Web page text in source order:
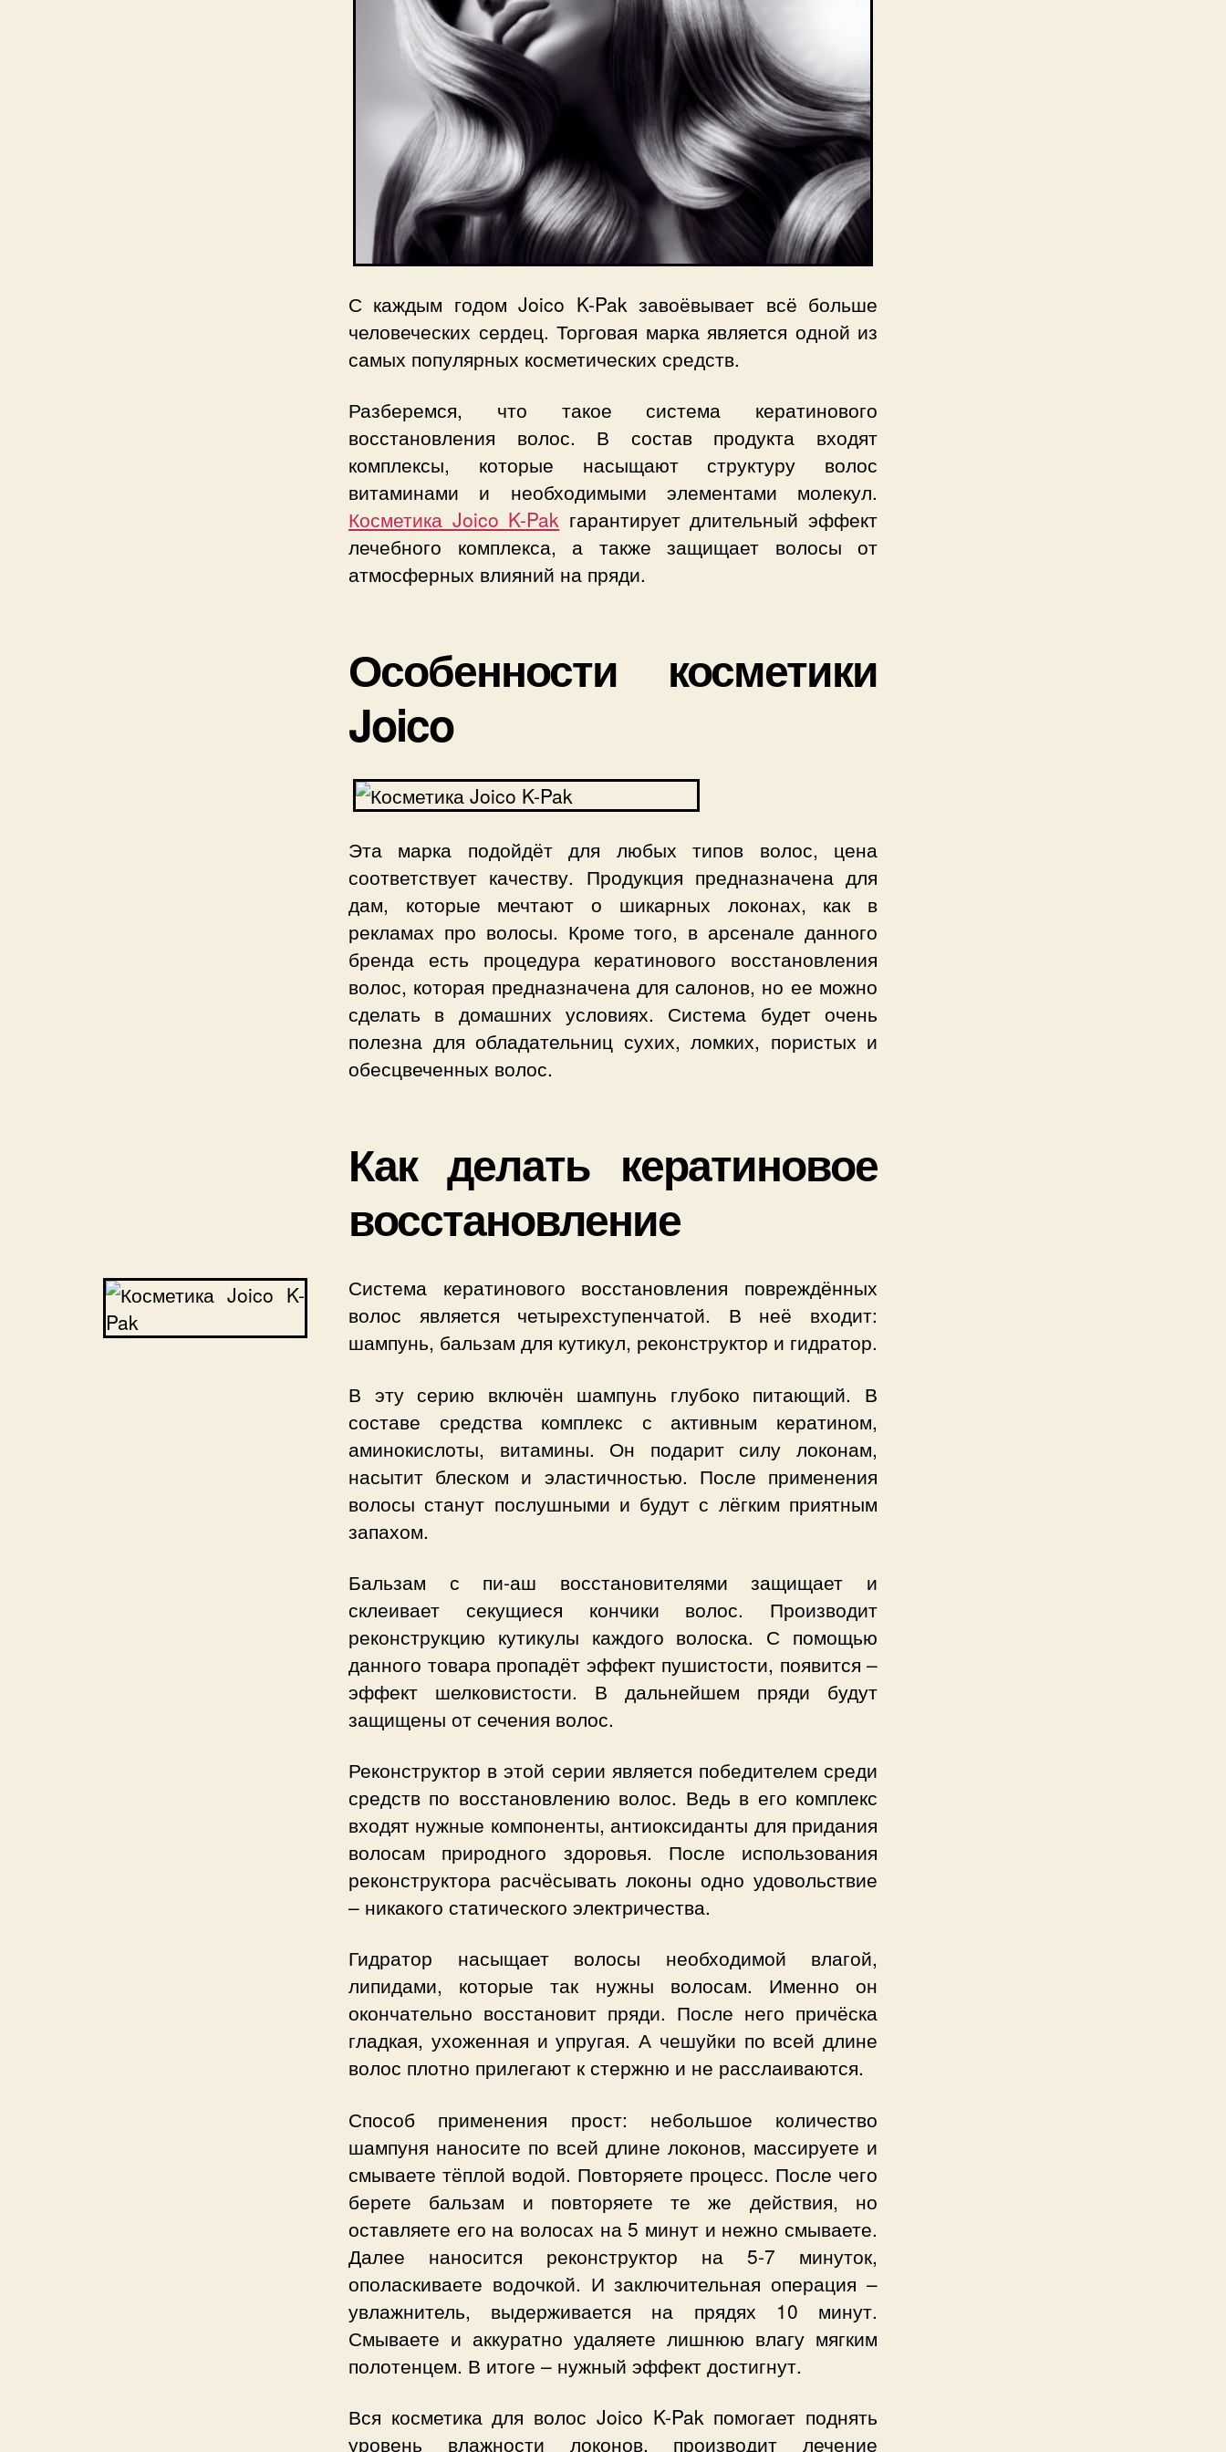
С каждым годом Joico K-Pak завоёвывает всё больше
человеческих сердец. Торговая марка является одной из
самых популярных косметических средств.
Разберемся, что такое система кератинового
восстановления волос. В состав продукта входят
комплексы, которые насыщают структуру волос
витаминами и необходимыми элементами молекул.
Косметика Joico K-Pak гарантирует длительный эффект
лечебного комплекса, а также защищает волосы от
атмосферных влияний на пряди.
Особенности косметики
Joico
Эта марка подойдёт для любых типов волос, цена
соответствует качеству. Продукция предназначена для
дам, которые мечтают о шикарных локонах, как в
рекламах про волосы. Кроме того, в арсенале данного
бренда есть процедура кератинового восстановления
волос, которая предназначена для салонов, но ее можно
сделать в домашних условиях. Система будет очень
полезна для обладательниц сухих, ломких, пористых и
обесцвеченных волос.
Как делать кератиновое
восстановление
Система кератинового восстановления повреждённых
волос является четырехступенчатой. В неё входит:
шампунь, бальзам для кутикул, реконструктор и гидратор.
В эту серию включён шампунь глубоко питающий. В
составе средства комплекс с активным кератином,
аминокислоты, витамины. Он подарит силу локонам,
насытит блеском и эластичностью. После применения
волосы станут послушными и будут с лёгким приятным
запахом.
Бальзам с пи-аш восстановителями защищает и
склеивает секущиеся кончики волос. Производит
реконструкцию кутикулы каждого волоска. С помощью
данного товара пропадёт эффект пушистости, появится –
эффект шелковистости. В дальнейшем пряди будут
защищены от сечения волос.
Реконструктор в этой серии является победителем среди
средств по восстановлению волос. Ведь в его комплекс
входят нужные компоненты, антиоксиданты для придания
волосам природного здоровья. После использования
реконструктора расчёсывать локоны одно удовольствие
– никакого статического электричества.
Гидратор насыщает волосы необходимой влагой,
липидами, которые так нужны волосам. Именно он
окончательно восстановит пряди. После него причёска
гладкая, ухоженная и упругая. А чешуйки по всей длине
волос плотно прилегают к стержню и не расслаиваются.
Способ применения прост: небольшое количество
шампуня наносите по всей длине локонов, массируете и
смываете тёплой водой. Повторяете процесс. После чего
берете бальзам и повторяете те же действия, но
оставляете его на волосах на 5 минут и нежно смываете.
Далее наносится реконструктор на 5-7 минуток,
ополаскиваете водочкой. И заключительная операция –
увлажнитель, выдерживается на прядях 10 минут.
Смываете и аккуратно удаляете лишнюю влагу мягким
полотенцем. В итоге – нужный эффект достигнут.
Вся косметика для волос Joico K-Pak помогает поднять
уровень влажности локонов, производит лечение